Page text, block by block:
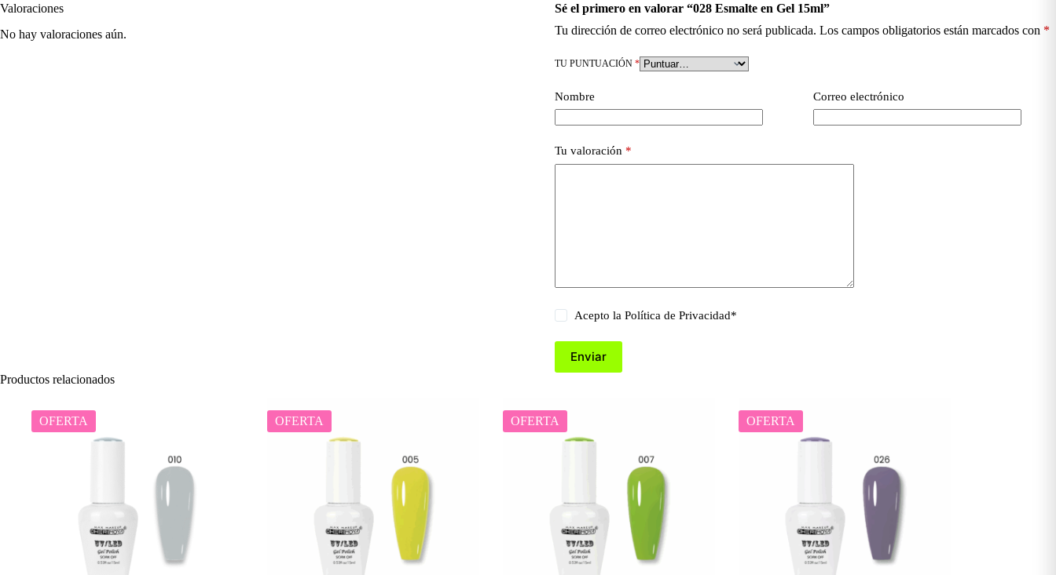
Valoraciones
No hay valoraciones aún.
Sé el primero en valorar “028 Esmalte en Gel 15ml”
Tu dirección de correo electrónico no será publicada. Los campos obligatorios están marcados con *
TU PUNTUACIÓN *
Nombre Correo electrónico
Tu valoración *
Acepto la Política de Privacidad*
Enviar
Productos relacionados
OFERTA OFERTA OFERTA OFERTA